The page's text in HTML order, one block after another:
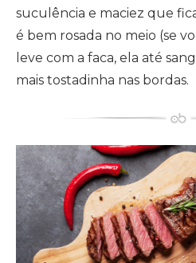
suculência e maciez que
é bem rosada no meio (se
leve com a faca, ela até
mais tostadinha nas bordas.